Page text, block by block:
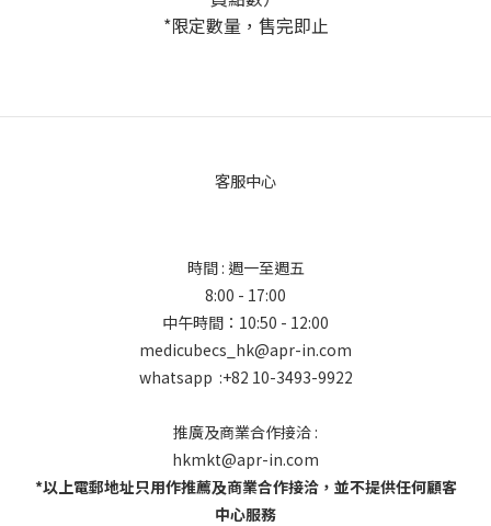
*限定數量，售完即止
客服中心
時間 : 週一至週五
8:00 - 17:00
中午時間：10:50 - 12:00
medicubecs_hk@apr-in.com
whatsapp :+82 10-3493-9922
推廣及商業合作接洽 :
hkmkt@apr-in.com
*以上電郵地址只用作推薦及商業合作接洽，並不提供任何顧客
中心服務